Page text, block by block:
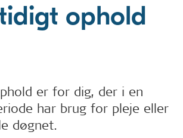
ophold
er for dig, der i en
har brug for pleje eller
døgnet.